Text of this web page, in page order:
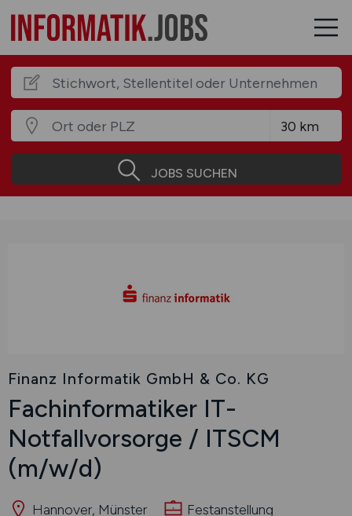
JOBS SUCHEN
Finanz Informatik GmbH & Co. KG
Fachinformatiker IT-
Notfallvorsorge / ITSCM
(m/w/d)
Hannover, Münster
Festanstellung